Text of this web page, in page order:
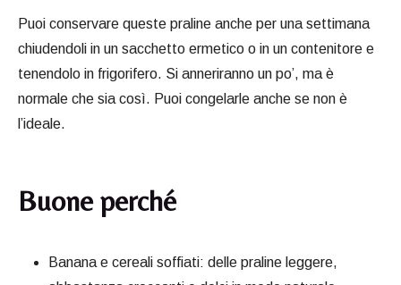
Puoi conservare queste praline anche per una settimana
chiudendoli in un sacchetto ermetico o in un contenitore e
tenendolo in frigorifero. Si anneriranno un po’, ma è
normale che sia così. Puoi congelarle anche se non è
l’ideale.
Buone perché
Banana e cereali soffiati: delle praline leggere,